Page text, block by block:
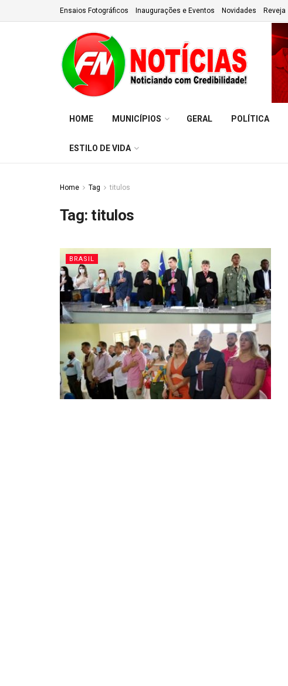
Ensaios Fotográficos Inaugurações e Eventos Novidades Reveja
HOME MUNICÍPIOS GERAL POLÍTICA
ESTILO DE VIDA
Home Tag titulos
Tag: titulos
BRASIL